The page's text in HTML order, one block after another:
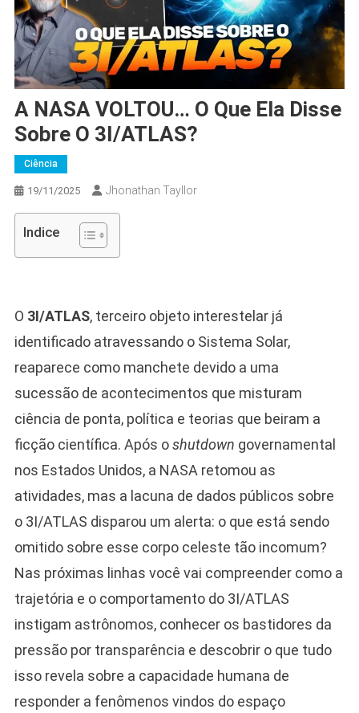
A NASA VOLTOU… O Que Ela Disse
Sobre O 3I/ATLAS?
Ciência
19/11/2025 Jhonathan Tayllor
Indice
O 3I/ATLAS, terceiro objeto interestelar já
identificado atravessando o Sistema Solar,
reaparece como manchete devido a uma
sucessão de acontecimentos que misturam
ciência de ponta, política e teorias que beiram a
ficção científica. Após oshutdown governamental
nos Estados Unidos, a NASA retomou as
atividades, mas a lacuna de dados públicos sobre
o 3I/ATLAS disparou um alerta: o que está sendo
omitido sobre esse corpo celeste tão incomum?
Nas próximas linhas você vai compreender como a
trajetória e o comportamento do 3I/ATLAS
instigam astrônomos, conhecer os bastidores da
pressão por transparência e descobrir o que tudo
isso revela sobre a capacidade humana de
responder a fenômenos vindos do espaço